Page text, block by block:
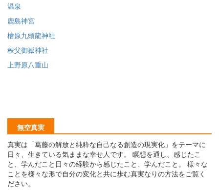
温泉
鹿島神宮
檜原九頭龍神社
秩父御嶽神社
上野原八重山
無空真実
真実は「葛藤の解放と純粋な自己なる創造の現実化」をテーマに
日々、生きている気ままな幸せ人です。 瞑想を通し、感じたこ
と、学んだこと日々の経験から感じたこと、学んだこと。 様々な
ことを様々な形で自分の変化と共に歩む真実なりの方法をご覧く
ださい。